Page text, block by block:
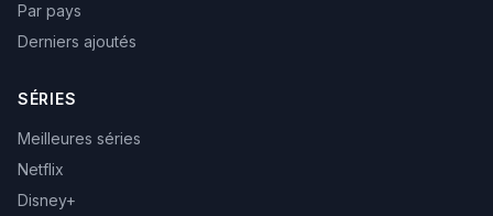
Par pays
Derniers ajoutés
SÉRIES
Meilleures séries
Netflix
Disney+